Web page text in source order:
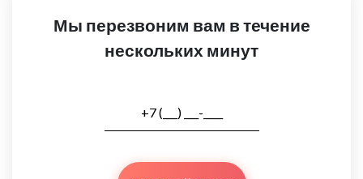
Мы перезвоним вам в течение
нескольких минут